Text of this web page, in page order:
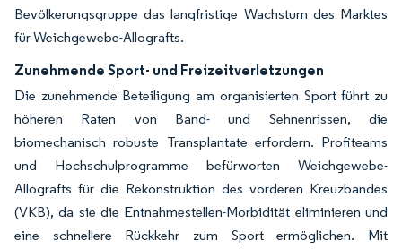
Bevölkerungsgruppe das langfristige Wachstum des Marktes
für Weichgewebe-Allografts.
Zunehmende Sport- und Freizeitverletzungen
Die zunehmende Beteiligung am organisierten Sport führt zu
höheren Raten von Band- und Sehnenrissen, die
biomechanisch robuste Transplantate erfordern. Profiteams
und Hochschulprogramme befürworten Weichgewebe-
Allografts für die Rekonstruktion des vorderen Kreuzbandes
(VKB), da sie die Entnahmestellen-Morbidität eliminieren und
eine schnellere Rückkehr zum Sport ermöglichen. Mit